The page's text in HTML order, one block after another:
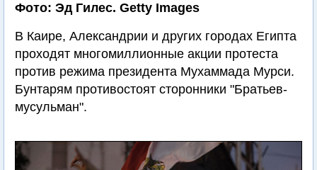
Фото: Эд Гилес. Getty Images
В Каире, Александрии и других городах Египта
проходят многомиллионные акции протеста
против режима президента Мухаммада Мурси.
Бунтарям противостоят сторонники "Братьев-
мусульман".